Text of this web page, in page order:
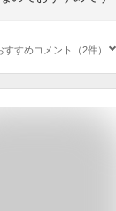
すすめコメント（2件）